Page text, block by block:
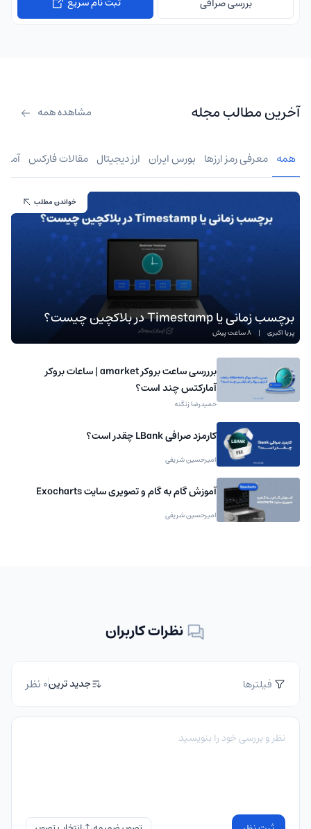
بررسی صرافی
آخرین مطالب مجله مشاهده همه
همه معرفی رمز ارزها بورس ایران ارز دیجیتال مقالات فارکس
برچسب زمانی یا Timestamp در بلاکچین چیست؟
پریا اکبری | 8 ساعت پیش
خواندن مطلب
برررسی ساعت بروکر amarket | ساعات بروکر
آمارکتس چند است؟
حمیدرضا زنگنه
کارمزد صرافی LBank چقدر است؟
امیرحسین شریفی
آموزش گام به گام و تصویری سایت Exocharts
امیرحسین شریفی
نظرات کاربران
فیلترها جدید ترین0 نظر